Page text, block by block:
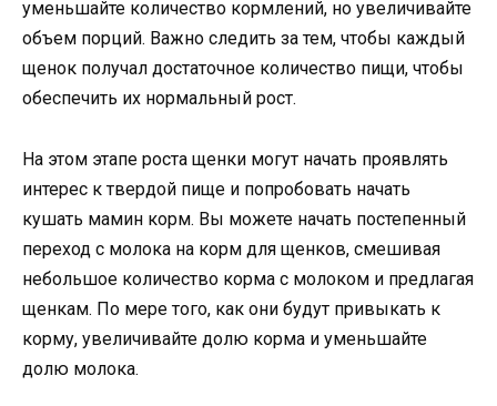
уменьшайте количество кормлений, но увеличивайте
объем порций. Важно следить за тем, чтобы каждый
щенок получал достаточное количество пищи, чтобы
обеспечить их нормальный рост.
На этом этапе роста щенки могут начать проявлять
интерес к твердой пище и попробовать начать
кушать мамин корм. Вы можете начать постепенный
переход с молока на корм для щенков, смешивая
небольшое количество корма с молоком и предлагая
щенкам. По мере того, как они будут привыкать к
корму, увеличивайте долю корма и уменьшайте
долю молока.